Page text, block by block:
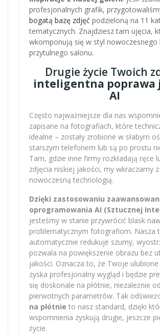
profesjonalnych grafik,
bogatą bazę zdjęć podzieloną na 11
tematycznych. Znajdziesz tam ujęcia,
wkomponują się w styl nowoczesnego
przytulnego salonu.
Drugie życie Twoich
inteligentna poprawa
AI
Często najważniejsze dla nas
zapisane na fotografiach, które
idealne – zostały zrobione w słabym
starszym telefonem lub są po prostu
Tam, gdzie inne firmy rozkładają ręce
zdjęcia niskiej jakości, my wkraczamy z
nowoczesną technologią.
Dzięki zastosowaniu
oprogramowania AI (Sztucznej
jesteśmy w stanie przywrócić blask
problematycznym fotografiom. Nasza
automatycznie redukuje szumy,
pozwala na powiększenie obrazu bez
jakości. Oznacza to, że Twoje ulubione
zyska profesjonalny wygląd i będzie
się doskonale na płótnie, niezależnie
pierwotnych parametrów. Tak
na płótnie to nasz standard, dzięki
wspomnienia zyskują drugie, jeszcze
życie.